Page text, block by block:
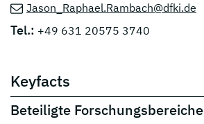
Jason_Raphael.Rambach@dfki.de
Tel.: +49 631 20575 3740
Keyfacts
Beteiligte Forschungsbereiche